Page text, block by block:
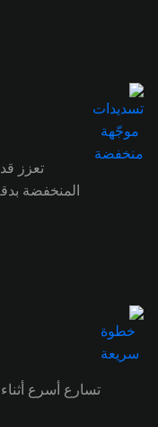
تعزز
المنخفضة
تسارع أسرع